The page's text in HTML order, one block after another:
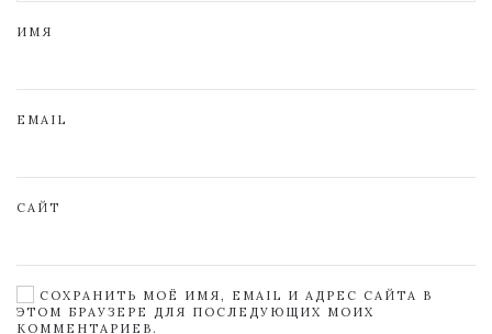
ИМЯ
EMAIL
САЙТ
СОХРАНИТЬ МОЁ ИМЯ, EMAIL И АДРЕС САЙТА В
ЭТОМ БРАУЗЕРЕ ДЛЯ ПОСЛЕДУЮЩИХ МОИХ
КОММЕНТАРИЕВ.